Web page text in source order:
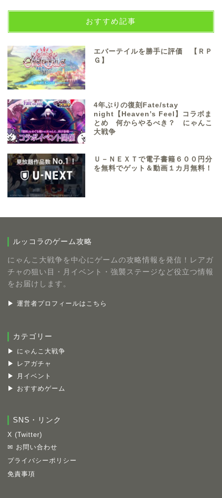
おすすめ記事
エバーテイルを勝手に評価 【ＲＰ
Ｇ】
4年ぶりの復刻Fate/stay
night【Heaven’s Feel】コラボま
とめ 何からやるべき？ にゃんこ
大戦争
Ｕ－ＮＥＸＴで電子書籍６００円分
を無料でゲット＆動画１カ月無料！
ルッコラのゲーム攻略
にゃんこ大戦争を中心にゲームの攻略情報を発信！レアガ
チャの狙い目・月イベント・強襲ステージなど役立つ情報
をお届けします。
▶ 運営者プロフィールはこちら
カテゴリー
▶ にゃんこ大戦争
▶ レアガチャ
▶ 月イベント
▶ おすすめゲーム
SNS・リンク
X (Twitter)
✉ お問い合わせ
プライバシーポリシー
免責事項